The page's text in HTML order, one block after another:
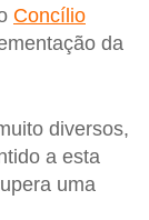
Concílio
da
diversos,
a esta
uma